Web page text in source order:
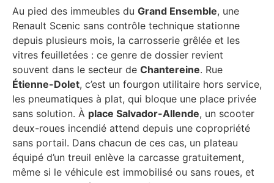
Au pied des immeubles du Grand Ensemble, une
Renault Scenic sans contrôle technique stationne
depuis plusieurs mois, la carrosserie grêlée et les
vitres feuilletées : ce genre de dossier revient
souvent dans le secteur de Chantereine. Rue
Étienne-Dolet, c’est un fourgon utilitaire hors service,
les pneumatiques à plat, qui bloque une place privée
sans solution. À place Salvador-Allende, un scooter
deux-roues incendié attend depuis une copropriété
sans portail. Dans chacun de ces cas, un plateau
équipé d’un treuil enlève la carcasse gratuitement,
même si le véhicule est immobilisé ou sans roues, et